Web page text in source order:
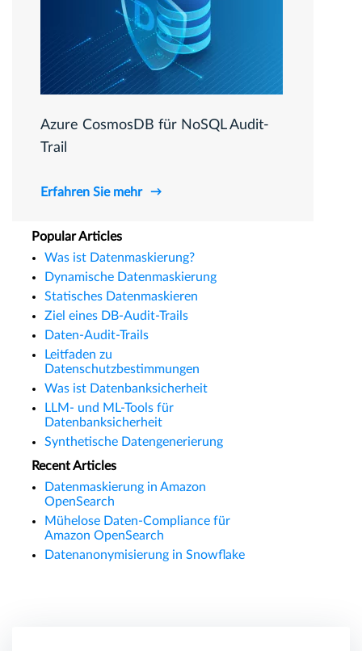
Azure CosmosDB für NoSQL Audit-
Trail
Erfahren Sie mehr
Popular Articles
Was ist Datenmaskierung?
Dynamische Datenmaskierung
Statisches Datenmaskieren
Ziel eines DB-Audit-Trails
Daten-Audit-Trails
Leitfaden zu
Datenschutzbestimmungen
Was ist Datenbanksicherheit
LLM- und ML-Tools für
Datenbanksicherheit
Synthetische Datengenerierung
Recent Articles
Datenmaskierung in Amazon
OpenSearch
Mühelose Daten-Compliance für
Amazon OpenSearch
Datenanonymisierung in Snowflake